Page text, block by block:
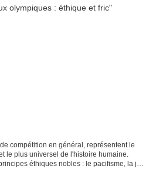
compétition en général, représentent le
le plus universel de l'histoire humaine.
éthiques nobles : le pacifisme, la joie